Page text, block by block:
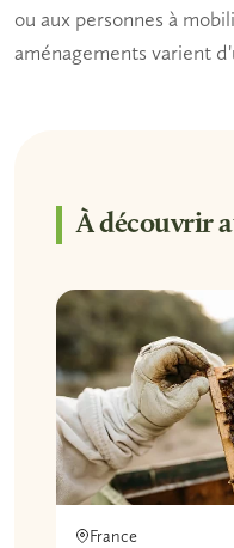
ou aux personnes à
aménagements varient
À découvrir
France